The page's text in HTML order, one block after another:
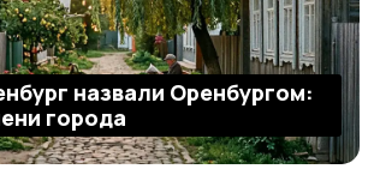
назвали Оренбургом:
города